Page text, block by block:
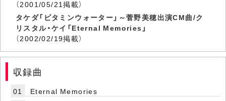
（2001/05/21掲載）
タケダ「ビタミンウォーター」～菅野美穂出演CM曲/ク
リスタル・ケイ「Eternal Memories」
（2002/02/19掲載）
収録曲
01
Eternal Memories